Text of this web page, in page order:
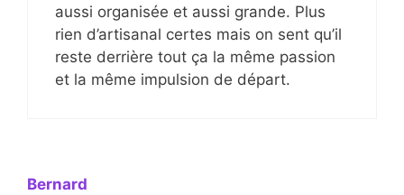
aussi organisée et aussi grande. Plus
rien d’artisanal certes mais on sent qu’il
reste derrière tout ça la même passion
et la même impulsion de départ.
Bernard